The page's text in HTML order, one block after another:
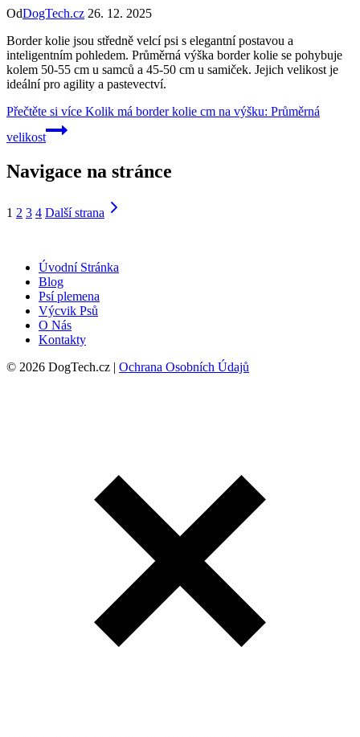
OdDogTech.cz 26. 12. 2025
Border kolie jsou středně velcí psi s elegantní postavou a
inteligentním pohledem. Průměrná výška border kolie se pohybuje
kolem 50-55 cm u samců a 45-50 cm u samiček. Jejich velikost je
ideální pro agility a pastevectví.
Přečtěte si více Kolik má border kolie cm na výšku: Průměrná
velikost
Navigace na stránce
1 2 3 4 Další strana
Úvodní Stránka
Blog
Psí plemena
Výcvik Psů
O Nás
Kontakty
© 2026 DogTech.cz | Ochrana Osobních Údajů